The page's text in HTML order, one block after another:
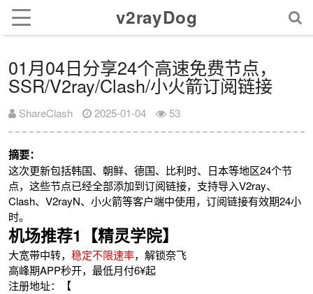
v2rayDog
01月04日分享24个高速免费节点，
SSR/V2ray/Clash/小火箭订阅链接
ShareClash 2025-01-04 53
摘要：
这次更新包括韩国、朝鲜、德国、比利时、日本等地区24个节
点，这些节点已经全部添加到订阅链接，支持导入V2ray、
Clash、V2rayN、小火箭等客户端中使用，订阅链接有效期24小
时。
机场推荐1【精灵学院】
大宽带中转，稳定不限速率，解锁奈飞
高峰期APP秒开，最低月付6¥起
注册地址：【